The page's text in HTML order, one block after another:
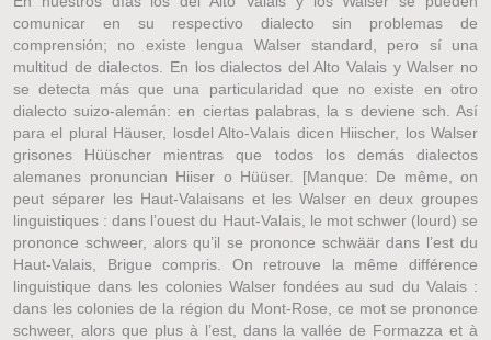
comunicar en su respectivo dialecto sin problemas de
comprensión; no existe lengua Walser standard, pero sí una
multitud de dialectos. En los dialectos del Alto Valais y Walser no
se detecta más que una particularidad que no existe en otro
dialecto suizo-alemán: en ciertas palabras, la s deviene sch. Así
para el plural Häuser, losdel Alto-Valais dicen Hiischer, los Walser
grisones Hüüscher mientras que todos los demás dialectos
alemanes pronuncian Hiiser o Hüüser. [Manque: De même, on
peut séparer les Haut-Valaisans et les Walser en deux groupes
linguistiques : dans l’ouest du Haut-Valais, le mot schwer (lourd) se
prononce schweer, alors qu’il se prononce schwäär dans l’est du
Haut-Valais, Brigue compris. On retrouve la même différence
linguistique dans les colonies Walser fondées au sud du Valais :
dans les colonies de la région du Mont-Rose, ce mot se prononce
schweer, alors que plus à l’est, dans la vallée de Formazza et à